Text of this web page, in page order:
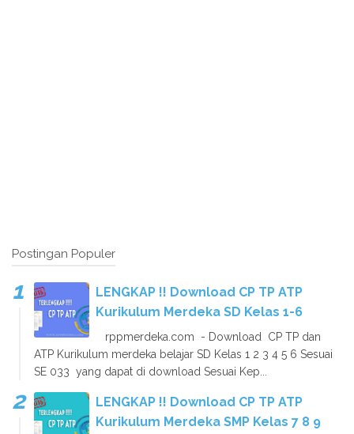
Postingan Populer
LENGKAP !! Download CP TP ATP
Kurikulum Merdeka SD Kelas 1-6
rppmerdeka.com - Download CP TP dan
ATP Kurikulum merdeka belajar SD Kelas 1 2 3 4 5 6 Sesuai
SE 033 yang dapat di download Sesuai Kep...
LENGKAP !! Download CP TP ATP
Kurikulum Merdeka SMP Kelas 7 8 9